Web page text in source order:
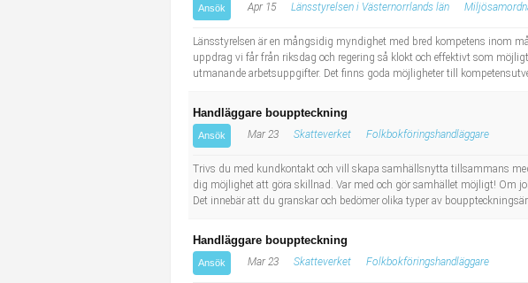
Installation, drift, underhåll
Naturvetenskapligt arbete
Behandlingsassistent/Socialpedagog
Tidningsbud/Tidningsdistributör
Lärare i fritidshem/Fritidspedagog
Läkarsekreterare/Vårdadmin/Medicinsk sekreterare
Ansök Apr 15 Länsstyrelsen i Västernorrlands län
Länsstyrelsen är en mångsidig myndighet med bred kompetens inom
uppdrag vi får från riksdag och regering så klokt och effektivt som
utmanande arbetsuppgifter. Det finns goda möjligheter till
Handläggare bouppteckning
Ansök Mar 23 Skatteverket Folkbokföringshandläggare
Trivs du med kundkontakt och vill skapa samhällsnytta tillsammans
dig möjlighet att göra skillnad. Var med och gör samhället möjligt! Om
Det innebär att du granskar och bedömer olika typer av
Handläggare bouppteckning
Ansök Mar 23 Skatteverket Folkbokföringshandläggare